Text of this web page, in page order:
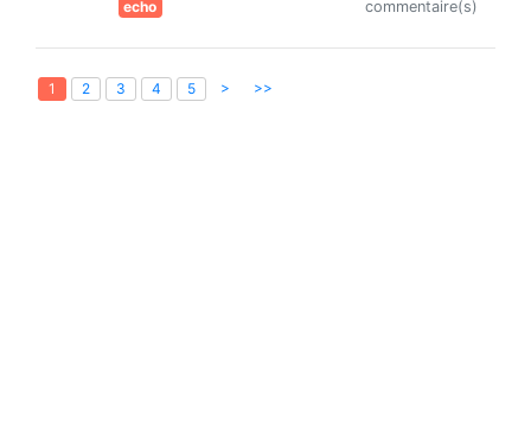
echo
commentaire(s)
1 2 3 4 5 > >>